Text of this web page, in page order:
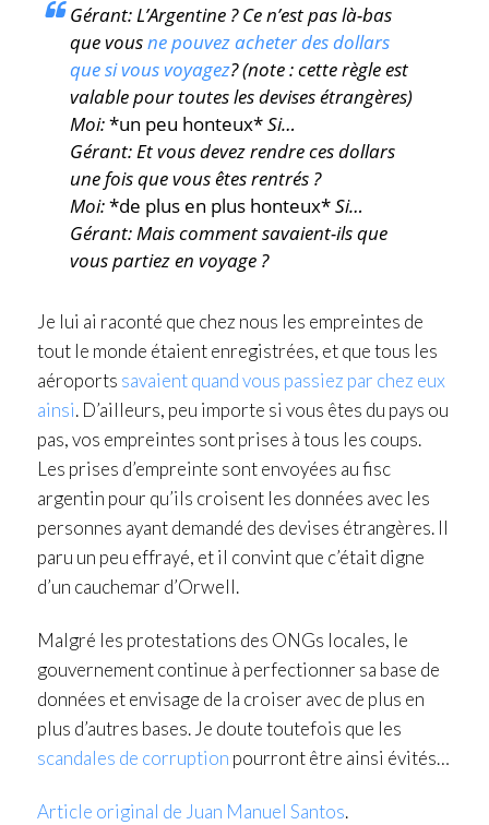
Gérant: L’Argentine ? Ce n’est pas là-bas
que vousne pouvez acheter des dollars
que si vous voyagez? (note : cette règle est
valable pour toutes les devises étrangères)
Moi:*un peu honteux*Si…
Gérant: Et vous devez rendre ces dollars
une fois que vous êtes rentrés ?
Moi:*de plus en plus honteux*Si…
Gérant: Mais comment savaient-ils que
vous partiez en voyage ?
Je lui ai raconté que chez nous les empreintes de
tout le monde étaient enregistrées, et que tous les
aéroports savaient quand vous passiez par chez eux
ainsi. D’ailleurs, peu importe si vous êtes du pays ou
pas, vos empreintes sont prises à tous les coups.
Les prises d’empreinte sont envoyées au fisc
argentin pour qu’ils croisent les données avec les
personnes ayant demandé des devises étrangères. Il
paru un peu effrayé, et il convint que c’était digne
d’un cauchemar d’Orwell.
Malgré les protestations des ONGs locales, le
gouvernement continue à perfectionner sa base de
données et envisage de la croiser avec de plus en
plus d’autres bases. Je doute toutefois que les
scandales de corruption pourront être ainsi évités…
Article original de Juan Manuel Santos.